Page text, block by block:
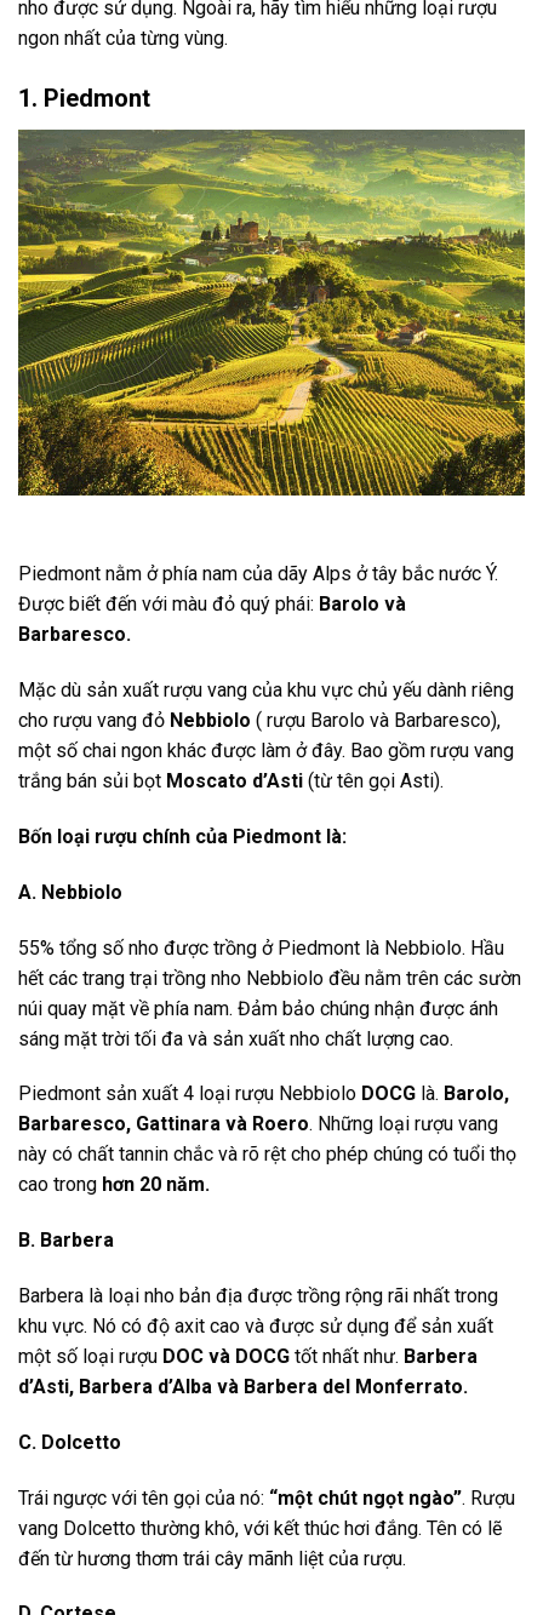
nho được sử dụng. Ngoài ra, hãy tìm hiểu những loại rượu
ngon nhất của từng vùng.
1. Piedmont
Piedmont nằm ở phía nam của dãy Alps ở tây bắc nước Ý.
Được biết đến với màu đỏ quý phái: Barolo và
Barbaresco.
Mặc dù sản xuất rượu vang của khu vực chủ yếu dành riêng
cho rượu vang đỏ Nebbiolo ( rượu Barolo và Barbaresco),
một số chai ngon khác được làm ở đây. Bao gồm rượu vang
trắng bán sủi bọt Moscato d’Asti (từ tên gọi Asti).
Bốn loại rượu chính của Piedmont là:
A. Nebbiolo
55% tổng số nho được trồng ở Piedmont là Nebbiolo. Hầu
hết các trang trại trồng nho Nebbiolo đều nằm trên các sườn
núi quay mặt về phía nam. Đảm bảo chúng nhận được ánh
sáng mặt trời tối đa và sản xuất nho chất lượng cao.
Piedmont sản xuất 4 loại rượu Nebbiolo DOCG là. Barolo,
Barbaresco, Gattinara và Roero. Những loại rượu vang
này có chất tannin chắc và rõ rệt cho phép chúng có tuổi thọ
cao trong hơn 20 năm.
B. Barbera
Barbera là loại nho bản địa được trồng rộng rãi nhất trong
khu vực. Nó có độ axit cao và được sử dụng để sản xuất
một số loại rượu DOC và DOCG tốt nhất như. Barbera
d’Asti, Barbera d’Alba và Barbera del Monferrato.
C. Dolcetto
Trái ngược với tên gọi của nó: “một chút ngọt ngào”. Rượu
vang Dolcetto thường khô, với kết thúc hơi đắng. Tên có lẽ
đến từ hương thơm trái cây mãnh liệt của rượu.